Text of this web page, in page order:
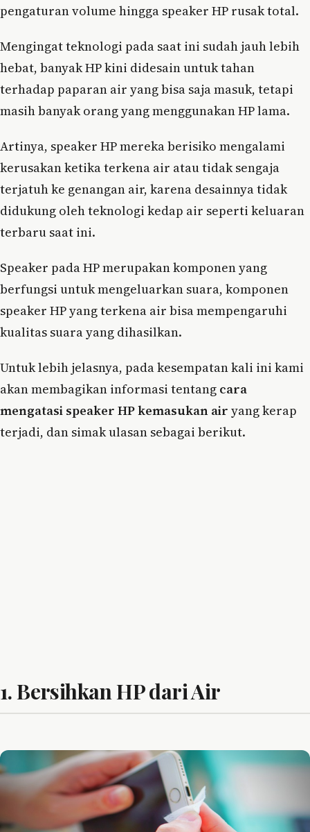
pengaturan volume hingga speaker HP rusak total.
Mengingat teknologi pada saat ini sudah jauh lebih
hebat, banyak HP kini didesain untuk tahan
terhadap paparan air yang bisa saja masuk, tetapi
masih banyak orang yang menggunakan HP lama.
Artinya, speaker HP mereka berisiko mengalami
kerusakan ketika terkena air atau tidak sengaja
terjatuh ke genangan air, karena desainnya tidak
didukung oleh teknologi kedap air seperti keluaran
terbaru saat ini.
Speaker pada HP merupakan komponen yang
berfungsi untuk mengeluarkan suara, komponen
speaker HP yang terkena air bisa mempengaruhi
kualitas suara yang dihasilkan.
Untuk lebih jelasnya, pada kesempatan kali ini kami
akan membagikan informasi tentang cara
mengatasi speaker HP kemasukan air yang kerap
terjadi, dan simak ulasan sebagai berikut.
1. Bersihkan HP dari Air